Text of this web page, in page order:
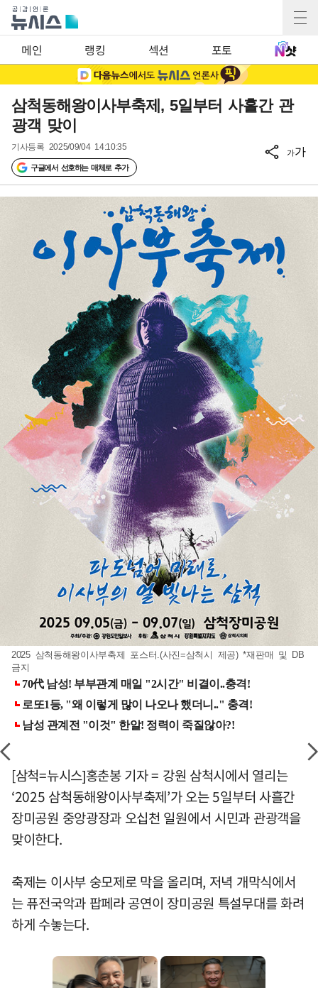
메인 랭킹 섹션 포토
삼척동해왕이사부축제, 5일부터 사흘간 관
광객 맞이
기사등록 2025/09/04 14:10:35
구글에서 선호하는 매체로 추가
가가
2025 삼척동해왕이사부축제 포스터.(사진=삼척시 제공) *재판매 및 DB
금지
[삼척=뉴시스]홍춘봉 기자 = 강원 삼척시에서 열리는
‘2025 삼척동해왕이사부축제’가 오는 5일부터 사흘간
장미공원 중앙광장과 오십천 일원에서 시민과 관광객을
맞이한다.
축제는 이사부 숭모제로 막을 올리며, 저녁 개막식에서
는 퓨전국악과 팝페라 공연이 장미공원 특설무대를 화려
하게 수놓는다.